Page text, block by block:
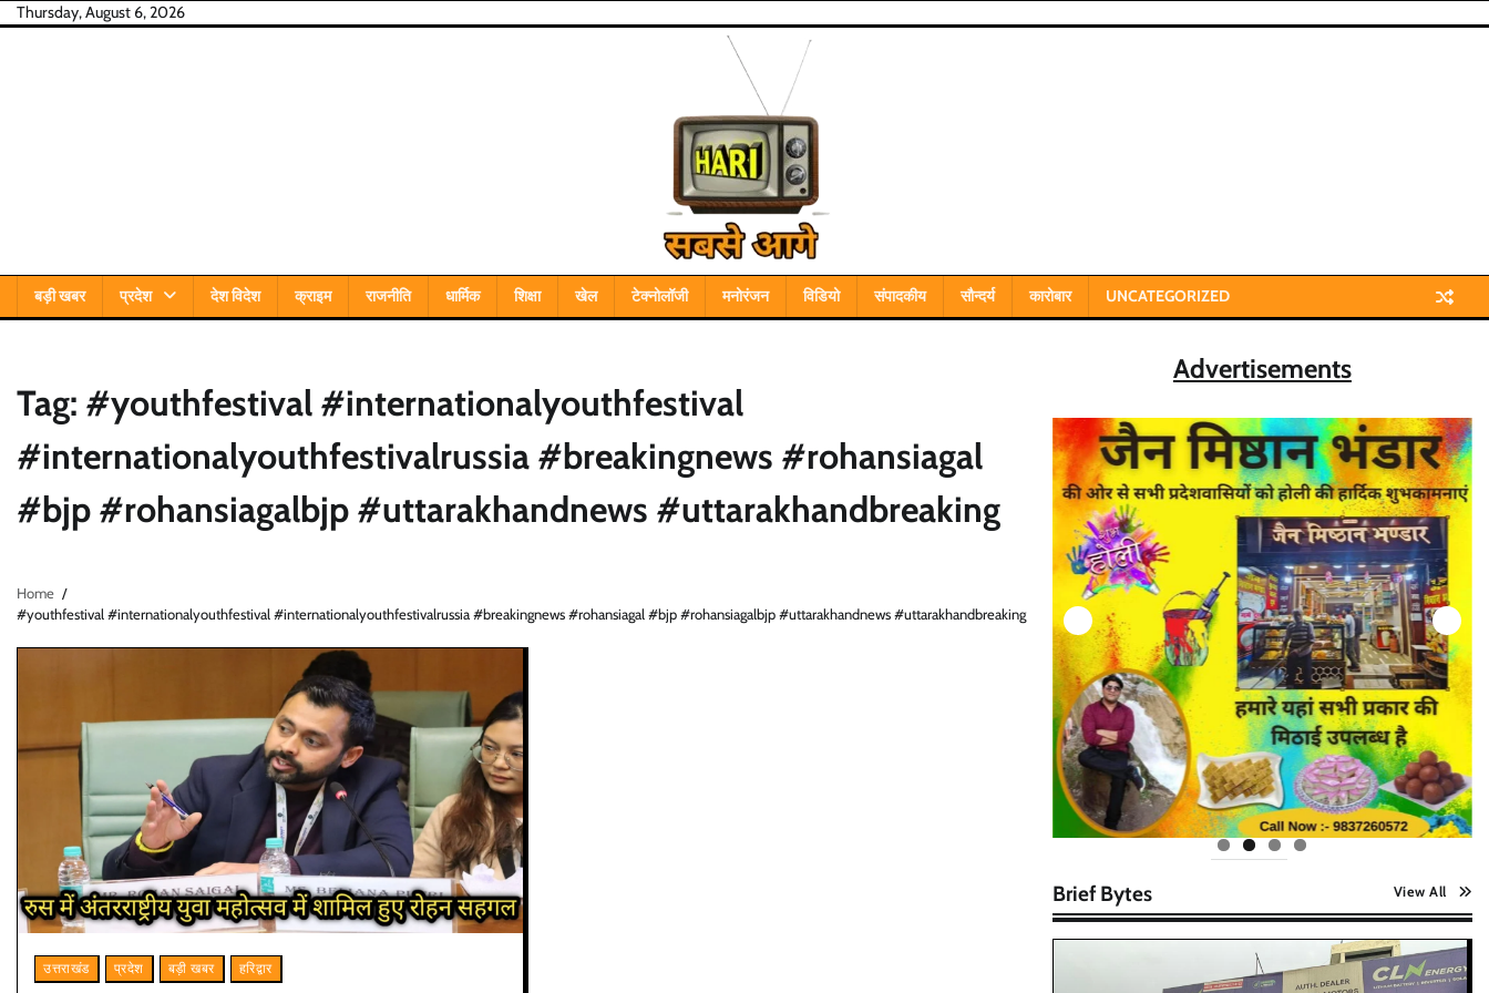
SkipThursday, August 6, 2026
बड़ी खबर प्रदेश देश विदेश क्राइम राजनीति धार्मिक शिक्षा खेल टेक्नोलॉजी मनोरंजन विडियो संपादकीय सौन्दर्य कारोबार UNCATEGORIZED
Tag: #youthfestival #internationalyouthfestival
#internationalyouthfestivalrussia #breakingnews #rohansiagal
#bjp #rohansiagalbjp #uttarakhandnews #uttarakhandbreaking
Home
#youthfestival #internationalyouthfestival #internationalyouthfestivalrussia #breakingnews #rohansiagal #bjp #rohansiagalbjp #uttarakhandnews #uttarakhandbreaking
उत्तराखंड प्रदेश बड़ी खबर हरिद्वार
Advertisements
Brief Bytes View All